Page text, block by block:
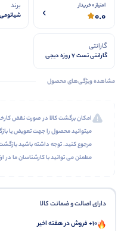
امتیاز 0 خریدار
0.0
برند
شیائومی
گارانتی
گارانتی تست 7 روزه دیجی
مشاهده ویژگی‌های محصول
امکان برگشت کالا در صورت نقض
مرجوع کنید. توجه داشته باشید
مطمئن می توانید با کارشناسان ما در
دارای اصالت و ضمانت کالا
10+ فروش در هفته اخیر